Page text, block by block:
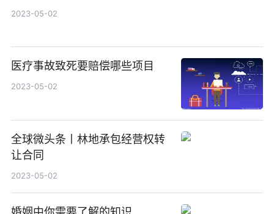
2023-05-02
医疗事故致死要赔偿哪些项目
2023-05-02
全球微头条丨林地承包经营权转
让合同
2023-05-02